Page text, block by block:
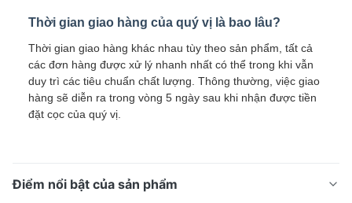
Thời gian giao hàng của quý vị là bao lâu?
Thời gian giao hàng khác nhau tùy theo sản phẩm, tất cả
các đơn hàng được xử lý nhanh nhất có thể trong khi vẫn
duy trì các tiêu chuẩn chất lượng. Thông thường, việc giao
hàng sẽ diễn ra trong vòng 5 ngày sau khi nhận được tiền
đặt cọc của quý vị.
Điểm nổi bật của sản phẩm